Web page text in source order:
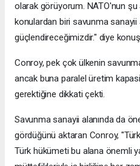
olarak görüyorum. NATO'nun şu
konulardan biri savunma sanayii
güçlendireceğimizdir." diye
​​​​​​​Conroy, pek çok ülkenin savunma
ancak buna paralel üretim
gerektiğine dikkati çekti.
Savunma sanayii alanında da
gördüğünü aktaran Conroy,
Türk hükümeti bu alana önemli